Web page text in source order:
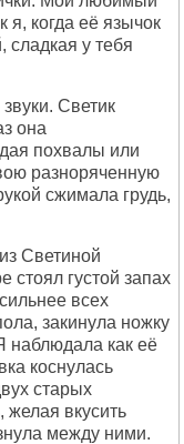
когда её язычок
сладкая у тебя
Светик
она
похвалы или
разноряченную
сжимала грудь,
Светиной
стоял густой запах
всех
закинула ножку
наблюдала как её
коснулась
старых
желая вкусить
между ними.